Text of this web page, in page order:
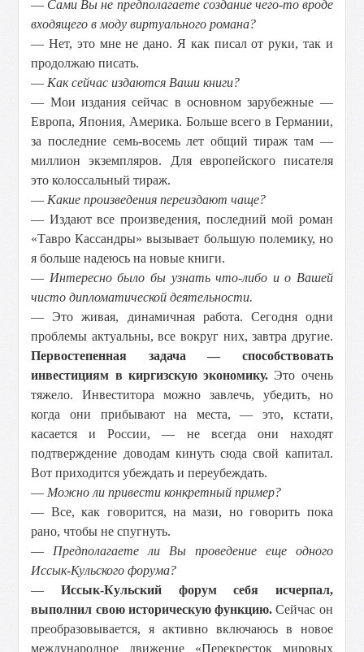
— Сами Вы не предполагаете создание чего-то вроде
входящего в моду виртуального романа?
— Нет, это мне не дано. Я как писал от руки, так и
продолжаю писать.
— Как сейчас издаются Ваши книги?
— Мои издания сейчас в основном зарубежные —
Европа, Япония, Америка. Больше всего в Германии,
за последние семь-восемь лет общий тираж там —
миллион экземпляров. Для европейского писателя
это колоссальный тираж.
— Какие произведения переиздают чаще?
— Издают все произведения, последний мой роман
«Тавро Кассандры» вызывает большую полемику, но
я больше надеюсь на новые книги.
— Интересно было бы узнать что-либо и о Вашей
чисто дипломатической деятельности.
— Это живая, динамичная работа. Сегодня одни
проблемы актуальны, все вокруг них, завтра другие.
Первостепенная задача — способствовать
инвестициям в киргизскую экономику. Это очень
тяжело. Инвеститора можно завлечь, убедить, но
когда они прибывают на места, — это, кстати,
касается и России, — не всегда они находят
подтверждение доводам кинуть сюда свой капитал.
Вот приходится убеждать и переубеждать.
— Можно ли привести конкретный пример?
— Все, как говорится, на мази, но говорить пока
рано, чтобы не спугнуть.
— Предполагаете ли Вы проведение еще одного
Иссык-Кульского форума?
— Иссык-Кульский форум себя исчерпал,
выполнил свою историческую функцию. Сейчас он
преобразовывается, я активно включаюсь в новое
международное движение «Перекресток мировых